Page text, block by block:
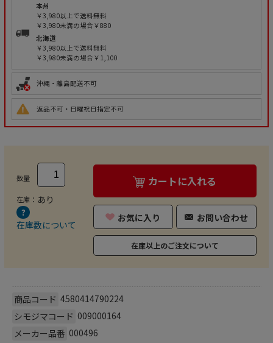
本州
￥3,980以上で送料無料
￥3,980未満の場合￥880
北海道
￥3,980以上で送料無料
￥3,980未満の場合￥1,100
沖縄・離島配送不可
返品不可・日曜祝日指定不可
数量
在庫： あり
在庫数について
カートに入れる
お気に入り お問い合わせ
在庫以上のご注文について
商品コード 4580414790224
シモジマコード 009000164
メーカー品番 000496